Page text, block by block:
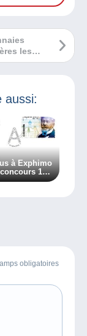
les
aussi:
à Exphimo
1
!
obligatoires